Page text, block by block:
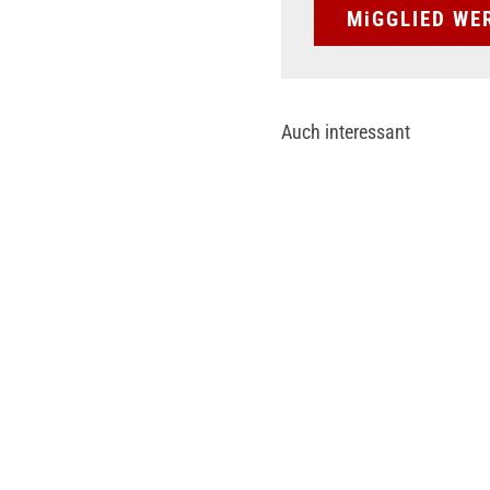
MiGGLIED
Auch interessant